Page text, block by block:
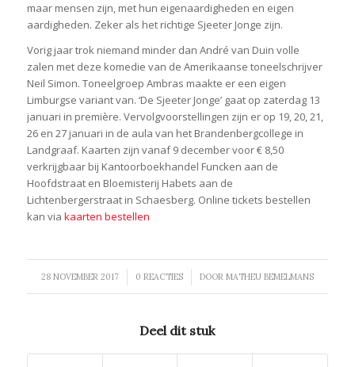
maar mensen zijn, met hun eigenaardigheden en eigen
aardigheden. Zeker als het richtige Sjeeter Jonge zijn.
Vorig jaar trok niemand minder dan André van Duin volle
zalen met deze komedie van de Amerikaanse toneelschrijver
Neil Simon. Toneelgroep Ambras maakte er een eigen
Limburgse variant van. ‘De Sjeeter Jonge’ gaat op zaterdag 13
januari in première. Vervolgvoorstellingen zijn er op 19, 20, 21,
26 en 27 januari in de aula van het Brandenbergcollege in
Landgraaf. Kaarten zijn vanaf 9 december voor € 8,50
verkrijgbaar bij Kantoorboekhandel Funcken aan de
Hoofdstraat en Bloemisterij Habets aan de
Lichtenbergerstraat in Schaesberg. Online tickets bestellen
kan via kaarten bestellen
28 NOVEMBER 2017
/ 0 REACTIES
/ DOOR MATHEU BEMELMANS
Deel dit stuk